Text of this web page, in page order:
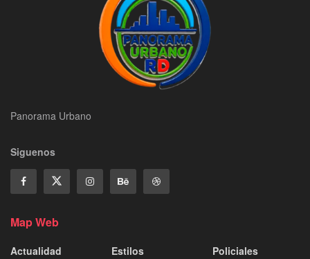
Panorama Urbano
Siguenos
Map Web
Actualidad
Estilos
Policiales